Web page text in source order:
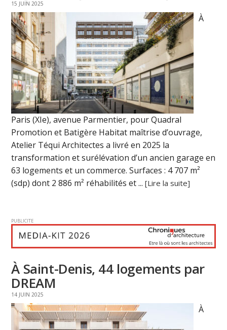
15 JUIN 2025
À
Paris (XIe), avenue Parmentier, pour Quadral
Promotion et Batigère Habitat maîtrise d’ouvrage,
Atelier Téqui Architectes a livré en 2025 la
transformation et surélévation d’un ancien garage en
63 logements et un commerce. Surfaces : 4 707 m²
(sdp) dont 2 886 m² réhabilités et ...[Lire la suite]
PUBLICITE
À Saint-Denis, 44 logements par
DREAM
14 JUIN 2025
À